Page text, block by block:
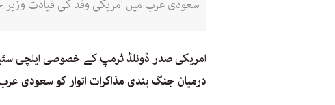
سعودی عرب میں امریکی وفد کی قیادت وزیر
امریکی صدر ڈونلڈ ٹرمپ کے خصوصی ایلچی
درمیان جنگ بندی مذاکرات اتوار کو سعودی